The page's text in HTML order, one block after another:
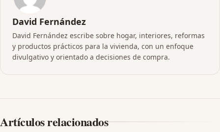
David Fernández
David Fernández escribe sobre hogar, interiores, reformas
y productos prácticos para la vivienda, con un enfoque
divulgativo y orientado a decisiones de compra.
Artículos relacionados